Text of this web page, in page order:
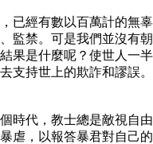
已經有數以百萬計的無
監禁。可是我們並沒有
果是什麼呢？使世人一
支持世上的欺詐和謬誤
時代，教士總是敵視自
虐，以報答暴君對自己